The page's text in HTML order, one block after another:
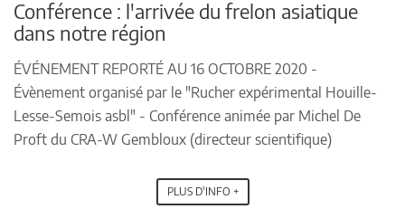
Conférence : l'arrivée du frelon asiatique
dans notre région
ÉVÉNEMENT REPORTÉ AU 16 OCTOBRE 2020 -
Évènement organisé par le "Rucher expérimental Houille-
Lesse-Semois asbl" - Conférence animée par Michel De
Proft du CRA-W Gembloux (directeur scientifique)
PLUS D'INFO +